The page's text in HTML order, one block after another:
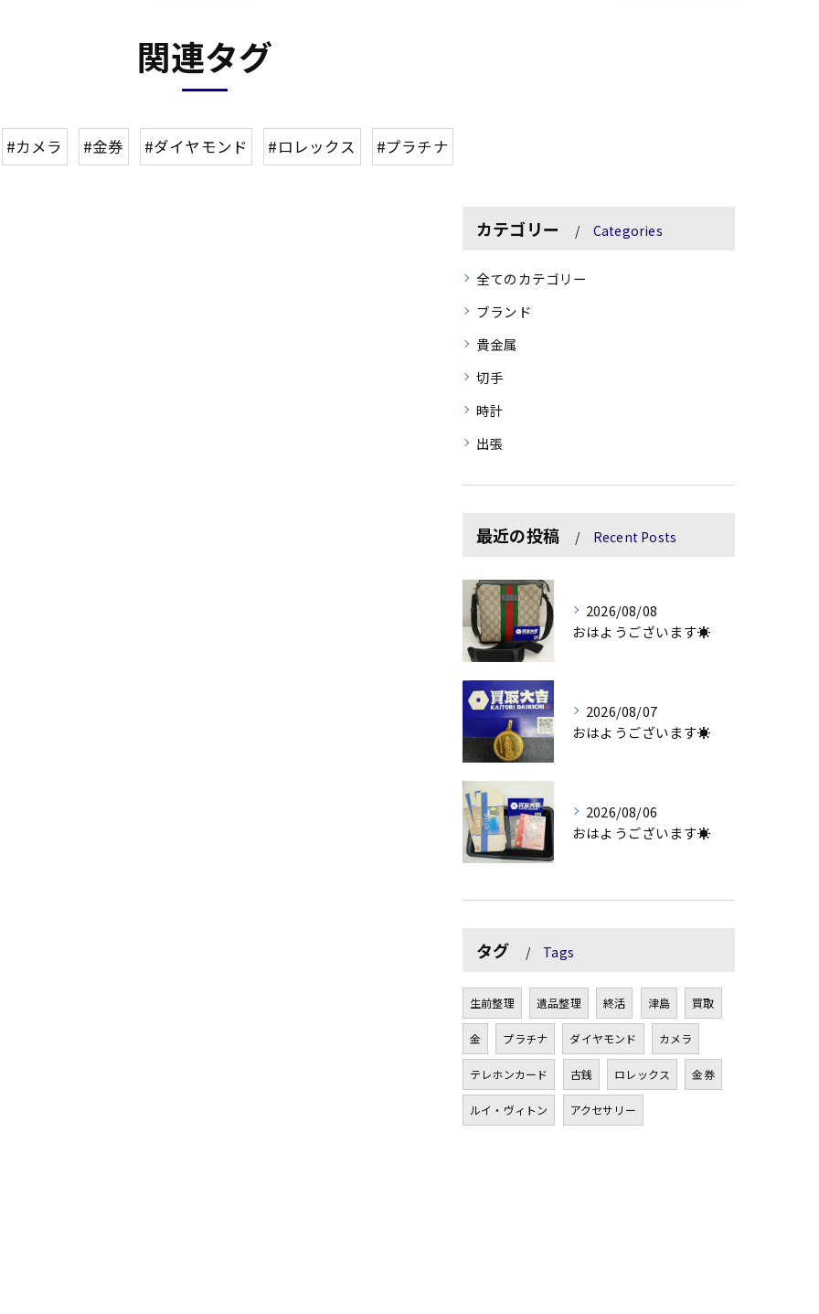
関連タグ
#カメラ #金券 #ダイヤモンド #ロレックス #プラチナ
カテゴリー Categories
全てのカテゴリー
ブランド
貴金属
切手
時計
出張
最近の投稿 Recent Posts
2026/08/08
おはようございます☀
2026/08/07
おはようございます☀
2026/08/06
おはようございます☀
タグ Tags
生前整理 遺品整理 終活 津島 買取
金 プラチナ ダイヤモンド カメラ
テレホンカード 古銭 ロレックス 金券
ルイ・ヴィトン アクセサリー